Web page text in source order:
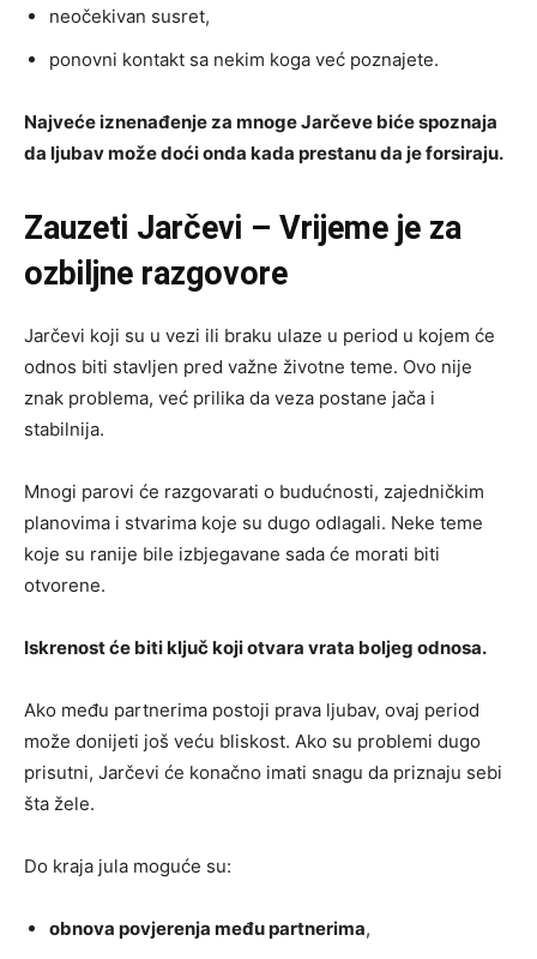
neočekivan susret,
ponovni kontakt sa nekim koga već poznajete.
Najveće iznenađenje za mnoge Jarčeve biće spoznaja
da ljubav može doći onda kada prestanu da je forsiraju.
Zauzeti Jarčevi – Vrijeme je za
ozbiljne razgovore
Jarčevi koji su u vezi ili braku ulaze u period u kojem će
odnos biti stavljen pred važne životne teme. Ovo nije
znak problema, već prilika da veza postane jača i
stabilnija.
Mnogi parovi će razgovarati o budućnosti, zajedničkim
planovima i stvarima koje su dugo odlagali. Neke teme
koje su ranije bile izbjegavane sada će morati biti
otvorene.
Iskrenost će biti ključ koji otvara vrata boljeg odnosa.
Ako među partnerima postoji prava ljubav, ovaj period
može donijeti još veću bliskost. Ako su problemi dugo
prisutni, Jarčevi će konačno imati snagu da priznaju sebi
šta žele.
Do kraja jula moguće su:
obnova povjerenja među partnerima,